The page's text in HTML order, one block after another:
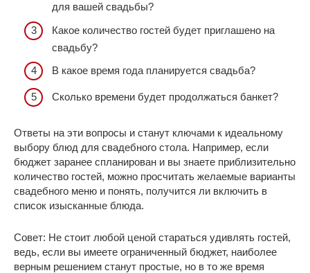
для вашей свадьбы?
Какое количество гостей будет приглашено на
свадьбу?
В какое время года планируется свадьба?
Сколько времени будет продолжаться банкет?
Ответы на эти вопросы и станут ключами к идеальному
выбору блюд для свадебного стола. Например, если
бюджет заранее спланирован и вы знаете приблизительно
количество гостей, можно просчитать желаемые варианты
свадебного меню и понять, получится ли включить в
список изысканные блюда.
Совет: Не стоит любой ценой стараться удивлять гостей,
ведь, если вы имеете ограниченный бюджет, наиболее
верным решением станут простые, но в то же время